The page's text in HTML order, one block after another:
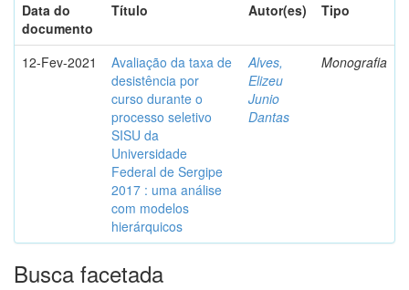
Data do
documento
Título Autor(es) Tipo
12-Fev-2021
Avaliação da taxa de
desistência por
curso durante o
processo seletivo
SISU da
Universidade
Federal de Sergipe
2017 : uma análise
com modelos
hierárquicos
Alves,
Elizeu
Junio
Dantas
Monografia
Busca facetada